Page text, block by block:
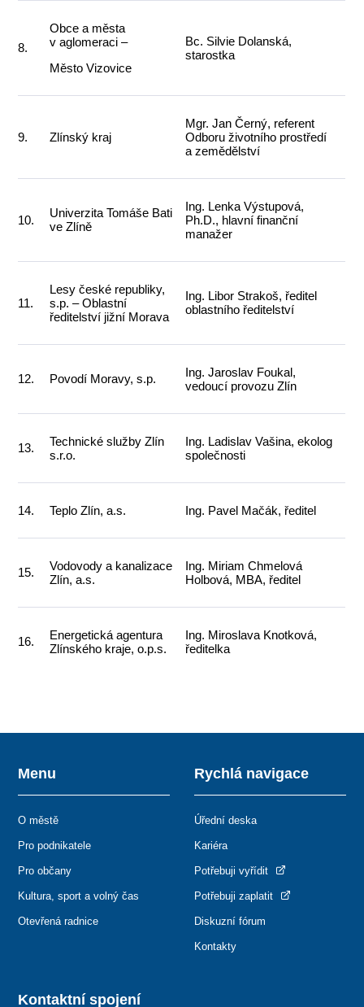
8.
Obce a města
v aglomeraci –
Město Vizovice
Bc. Silvie Dolanská,
starostka
9. Zlínský kraj
Mgr. Jan Černý, referent
Odboru životního prostředí
a zemědělství
10.
Univerzita Tomáše Bati
ve Zlíně
Ing. Lenka Výstupová,
Ph.D., hlavní finanční
manažer
11.
Lesy české republiky,
s.p. – Oblastní
ředitelství jižní Morava
Ing. Libor Strakoš, ředitel
oblastního ředitelství
12. Povodí Moravy, s.p.
Ing. Jaroslav Foukal,
vedoucí provozu Zlín
13.
Technické služby Zlín
s.r.o.
Ing. Ladislav Vašina, ekolog
společnosti
14. Teplo Zlín, a.s. Ing. Pavel Mačák, ředitel
15.
Vodovody a kanalizace
Zlín, a.s.
Ing. Miriam Chmelová
Holbová, MBA, ředitel
16.
Energetická agentura
Zlínského kraje, o.p.s.
Ing. Miroslava Knotková,
ředitelka
Kontaktní spojení
Menu
O městě
Pro podnikatele
Pro občany
Kultura, sport a volný čas
Otevřená radnice
Rychlá navigace
Úřední deska
Kariéra
Potřebuji vyřídit
Potřebuji zaplatit
Diskuzní fórum
Kontakty